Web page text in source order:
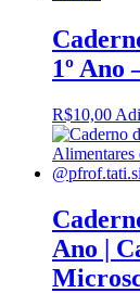
1º Ano
R$10,00
Ano |